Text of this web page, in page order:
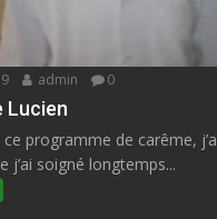
admin 0
Lucien
programme de carême,
j’ai soigné longtemps...